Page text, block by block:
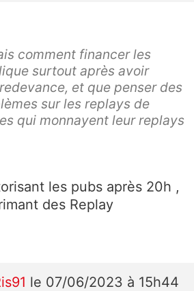
comment financer les
surtout après avoir
et que penser des
sur les replays de
qui monnayent leur replays
les pubs après 20h ,
des Replay
le 07/06/2023 à 15h44